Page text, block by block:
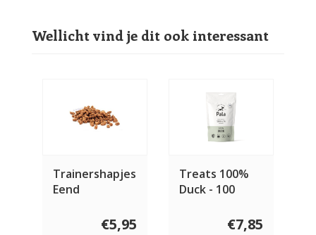
Wellicht vind je dit ook interessant
Trainershapjes
Eend
€5,95
Treats 100%
Duck - 100
€7,85